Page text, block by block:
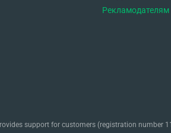
Рекламодателям
support for customers (registration number